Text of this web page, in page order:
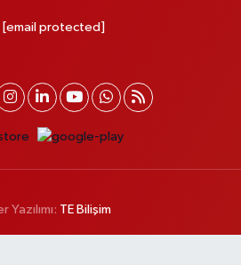
[email protected]
Yazılımı: TE Bilişim